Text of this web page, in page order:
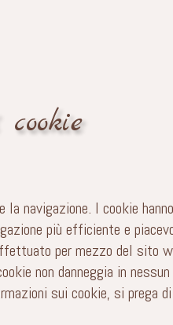
navigazione. I cookie
più efficiente e
per mezzo del sito
non danneggia in
sui cookie, si prega